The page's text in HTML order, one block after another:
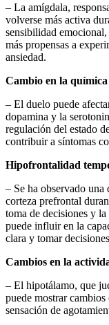
– La amígdala,
volverse más activa
sensibilidad emocional,
más propensas a
ansiedad.
Cambio en la
– El duelo puede
dopamina y la
regulación del estado
contribuir a síntomas
Hipofrontalidad
– Se ha observado
corteza prefrontal
toma de decisiones y
puede influir en la
clara y tomar
Cambios en la
– El hipotálamo, que
puede mostrar
sensación de